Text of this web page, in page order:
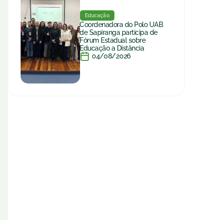
Educação
Coordenadora do Polo UAB
de Sapiranga participa de
Fórum Estadual sobre
Educação a Distância
04/08/2026